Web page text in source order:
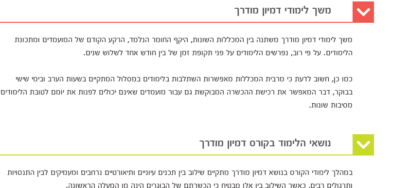
משך לימודי דמיון מודרך
משך לימודי דמיון מודרך משתנה בין המכללות השונות, היקף החומר הנלמד, הרקע הקודם של המועמדים ומתכונת
הלימודים. על פי רוב, נפרשים הלימודים על פני תקופת זמן של בין חודש אחד לשלוש שנים.
כמו כן, חשוב לדעת כי מרבית המכללות מאפשרות השתלבות בלימודים במסלול המתקיים בשעות הערב ובימי שישי
בבוקר, דבר המאפשר את רכישת ההכשרה המבוקשת גם עבור מועמדים שאינם יכולים לפנות את יומם לטובת הלימודים
מסיבות שונות.
נושאי הלימוד בקורס דמיון מודרך
במהלך לימודי הקורס בנושא דמיון מודרך מתקיים שילוב בין תכנים עיוניים ותיאורטיים נרחבים ומעמיקים לבין התנסויות
ותרגולים רבים, כאשר השילוב בין אלו מבטיח כי הכשרתם של הבוגרים הינה מן המעלה הראשונה.